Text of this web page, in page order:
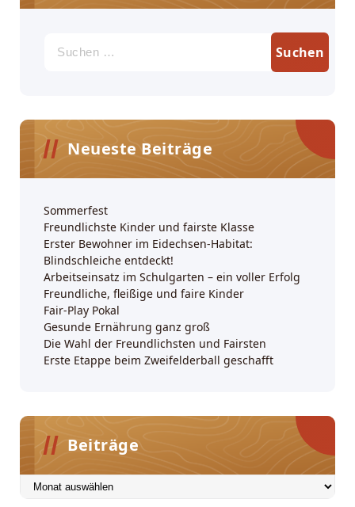
nach:
Neueste Beiträge
Sommerfest
Freundlichste Kinder und fairste Klasse
Erster Bewohner im Eidechsen-Habitat:
Blindschleiche entdeckt!
Arbeitseinsatz im Schulgarten – ein voller Erfolg
Freundliche, fleißige und faire Kinder
Fair-Play Pokal
Gesunde Ernährung ganz groß
Die Wahl der Freundlichsten und Fairsten
Erste Etappe beim Zweifelderball geschafft
Beiträge
Beiträge